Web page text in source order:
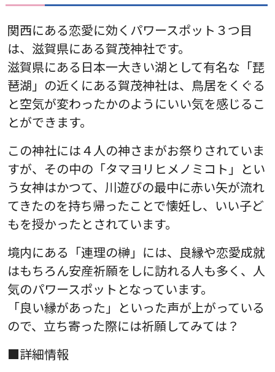
関西にある恋愛に効くパワースポット３つ目
は、滋賀県にある賀茂神社です。
滋賀県にある日本一大きい湖として有名な「琵
琶湖」の近くにある賀茂神社は、鳥居をくぐる
と空気が変わったかのようにいい気を感じるこ
とができます。
この神社には４人の神さまがお祭りされていま
すが、その中の「タマヨリヒメノミコト」とい
う女神はかつて、川遊びの最中に赤い矢が流れ
てきたのを持ち帰ったことで懐妊し、いい子ど
もを授かったとされています。
境内にある「連理の榊」には、良縁や恋愛成就
はもちろん安産祈願をしに訪れる人も多く、人
気のパワースポットとなっています。
「良い縁があった」といった声が上がっている
ので、立ち寄った際には祈願してみては？
■詳細情報